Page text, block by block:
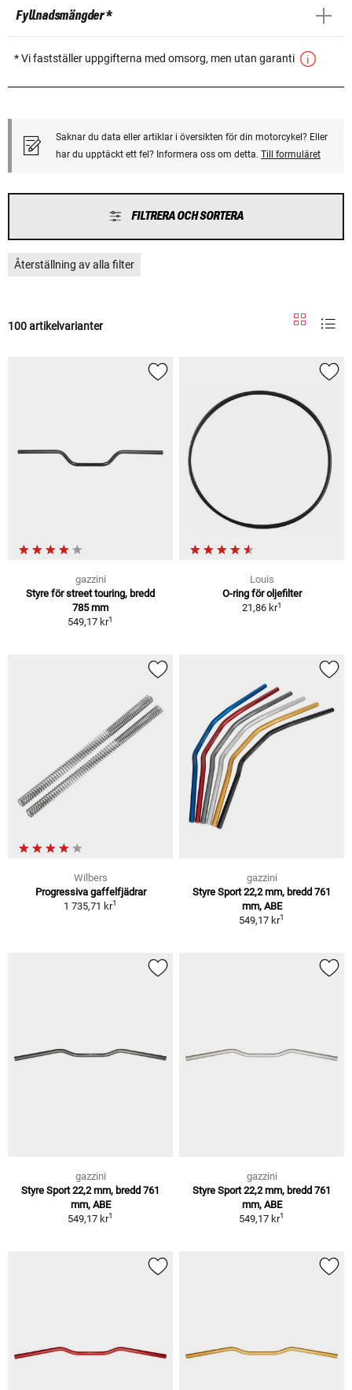
Fyllnadsmängder *
* Vi fastställer uppgifterna med omsorg, men utan garanti
Saknar du data eller artiklar i översikten för din motorcykel? Eller
har du upptäckt ett fel? Informera oss om detta. Till formuläret
FILTRERA OCH SORTERA
Återställning av alla filter
100 artikelvarianter
gazzini
Styre för street touring, bredd
785 mm
549,17 kr1
Louis
O-ring för oljefilter
21,86 kr1
Wilbers
Progressiva gaffelfjädrar
1 735,71 kr1
gazzini
Styre Sport 22,2 mm, bredd 761
mm, ABE
549,17 kr1
gazzini
Styre Sport 22,2 mm, bredd 761
mm, ABE
549,17 kr1
gazzini
Styre Sport 22,2 mm, bredd 761
mm, ABE
549,17 kr1